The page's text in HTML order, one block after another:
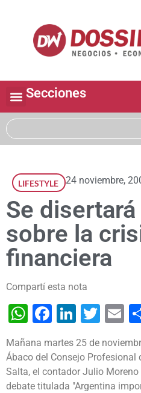
Secciones
LIFESTYLE 24 noviembre,
Se
sobre la
financiera
Compartí esta nota
WhatsApp
Facebook
Mañana martes 25 de
Ábaco del Consejo Profesional
Salta, el contador Julio
debate titulada "Argentina